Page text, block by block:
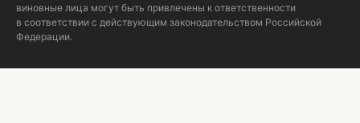
виновные лица могут быть привлечены к ответственности
в соответствии с действующим законодательством Российской
Федерации.